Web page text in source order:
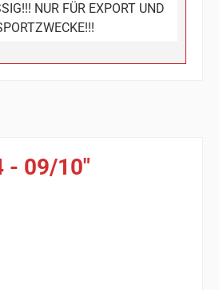
NUR FÜR EXPORT UND
- 09/10"